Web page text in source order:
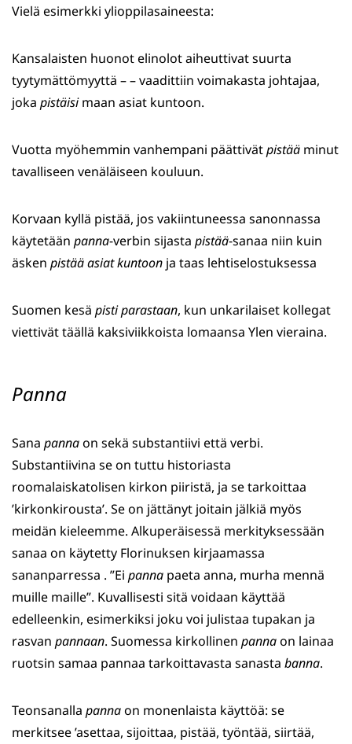
Vielä esimerkki ylioppilasaineesta:
Kansalaisten huonot elinolot aiheuttivat suurta
tyytymättömyyttä – – vaadittiin voimakasta johtajaa,
joka pistäisimaan asiat kuntoon.
Vuotta myöhemmin vanhempani päättivätpistää minut
tavalliseen venäläiseen kouluun.
Korvaan kyllä pistää, jos vakiintuneessa sanonnassa
käytetään panna-verbin sijasta pistää-sanaa niin kuin
äsken pistää asiat kuntoon ja taas lehtiselostuksessa
Suomen kesä pisti parastaan, kun unkarilaiset kollegat
viettivät täällä kaksiviikkoista lomaansa Ylen vieraina.
Panna
Sana pannaon sekä substantiivi että verbi.
Substantiivina se on tuttu historiasta
roomalaiskatolisen kirkon piiristä, ja se tarkoittaa
’kirkonkirousta’. Se on jättänyt joitain jälkiä myös
meidän kieleemme. Alkuperäisessä merkityksessään
sanaa on käytetty Florinuksen kirjaamassa
sananparressa . ”Ei panna paeta anna, murha mennä
muille maille”. Kuvallisesti sitä voidaan käyttää
edelleenkin, esimerkiksi joku voi julistaa tupakan ja
rasvan pannaan. Suomessa kirkollinen pannaon lainaa
ruotsin samaa pannaa tarkoittavasta sanasta banna.
Teonsanalla pannaon monenlaista käyttöä: se
merkitsee ’asettaa, sijoittaa, pistää, työntää, siirtää,